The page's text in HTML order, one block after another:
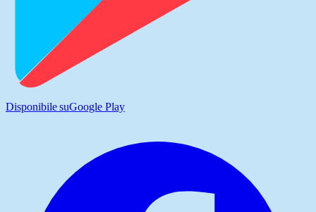
Disponibile suGoogle Play